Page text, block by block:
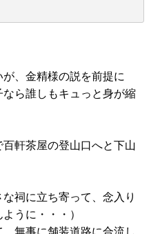
、金精様の説を前提に
なら誰しもキュっと身が縮
軒茶屋の登山口へと下山
祠に立ち寄って、念入り
うに・・・）
無事に舗装道路に合流し